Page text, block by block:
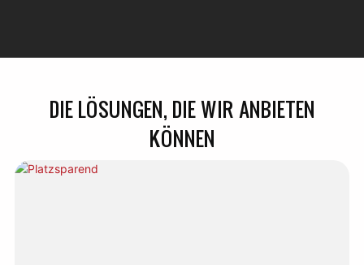
DIE LÖSUNGEN, DIE WIR ANBIETEN
KÖNNEN